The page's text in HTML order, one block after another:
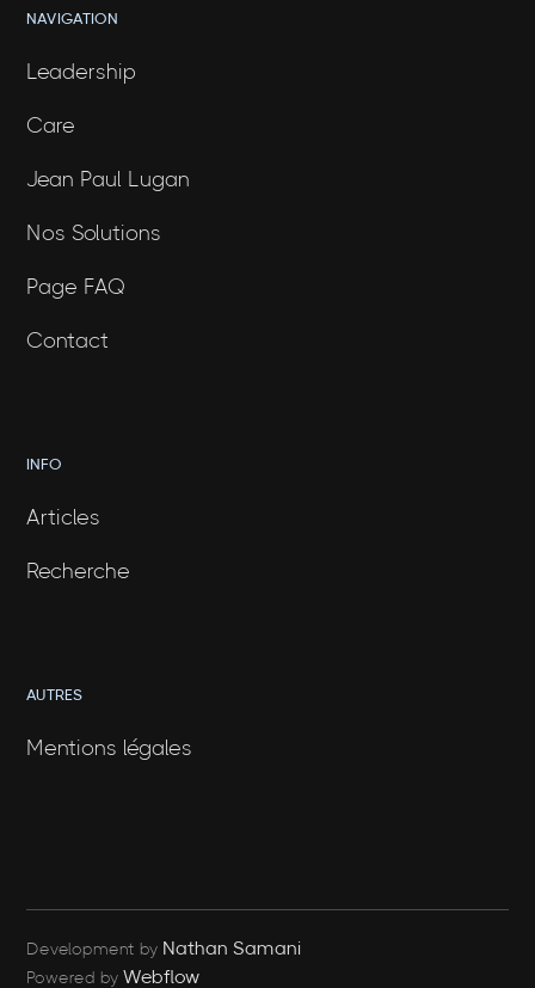
NAVIGATION
Leadership
Care
Jean Paul Lugan
Nos Solutions
Page FAQ
Contact
INFO
Articles
Recherche
AUTRES
Mentions légales
Development by Nathan Samani
Powered byWebflow